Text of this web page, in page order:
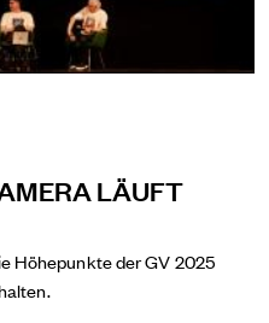
LÄUFT
Höhepunkte der GV 2025